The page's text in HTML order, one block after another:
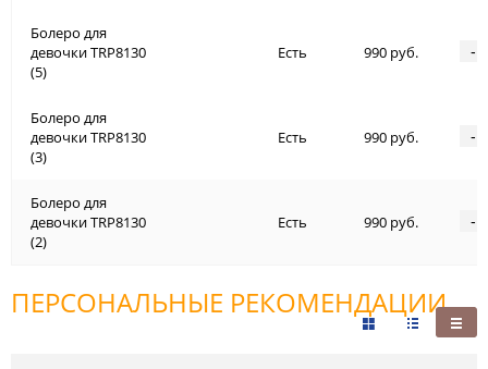
Болеро для
девочки TRP8130
(5)
Болеро для
девочки TRP8130
(3)
Болеро для
девочки TRP8130
(2)
Есть 990 руб. -
Есть 990 руб. -
Есть 990 руб. -
ПЕРСОНАЛЬНЫЕ РЕКОМЕНДАЦИИ